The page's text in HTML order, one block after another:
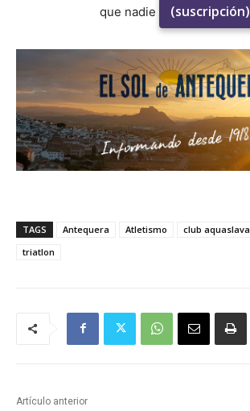
que nadie
(suscripción)
TAGS Antequera Atletismo club aquaslava
triatlon
Artículo anterior